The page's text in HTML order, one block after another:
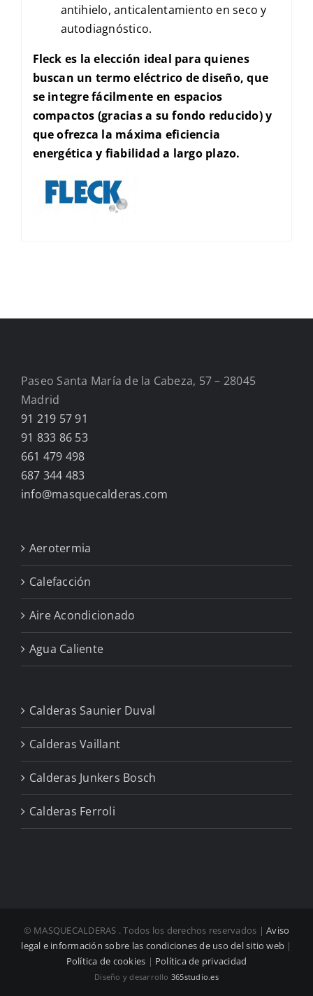
antihielo, anticalentamiento en seco y
autodiagnóstico.
Fleck es la elección ideal para quienes
buscan un termo eléctrico de diseño, que
se integre fácilmente en espacios
compactos (gracias a su fondo reducido) y
que ofrezca la máxima eficiencia
energética y fiabilidad a largo plazo.
Paseo Santa María de la Cabeza, 57 – 28045
Madrid
91 219 57 91
91 833 86 53
661 479 498
687 344 483
info@masquecalderas.com
Aerotermia
Calefacción
Aire Acondicionado
Agua Caliente
Calderas Saunier Duval
Calderas Vaillant
Calderas Junkers Bosch
Calderas Ferroli
© MASQUECALDERAS . Todos los derechos reservados |Aviso
legal e información sobre las condiciones de uso del sitio web |
Política de cookies | Política de privacidad
Diseño y desarrollo 365studio.es